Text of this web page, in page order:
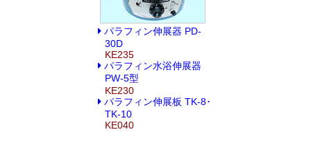
パラフィン伸展器 PD-
30D
KE235
パラフィン水浴伸展器
PW-5型
KE230
パラフィン伸展板 TK-8･
TK-10
KE040